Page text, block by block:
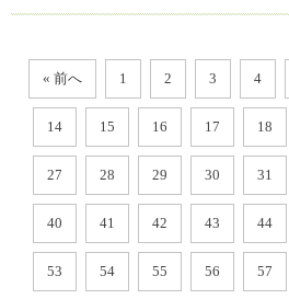
« 前へ 1 2 3 4
14 15 16 17 18
27 28 29 30 31
40 41 42 43 44
53 54 55 56 57